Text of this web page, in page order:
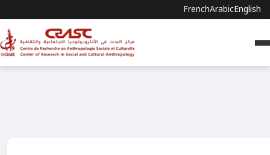
FrenchArabicEnglish